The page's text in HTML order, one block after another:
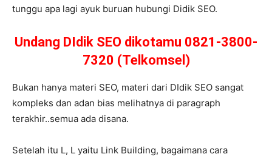
tunggu apa lagi ayuk buruan hubungi Didik SEO.
Undang DIdik SEO dikotamu 0821-3800-
7320 (Telkomsel)
Bukan hanya materi SEO, materi dari DIdik SEO sangat
kompleks dan adan bias melihatnya di paragraph
terakhir..semua ada disana.
Setelah itu L, L yaitu Link Building, bagaimana cara